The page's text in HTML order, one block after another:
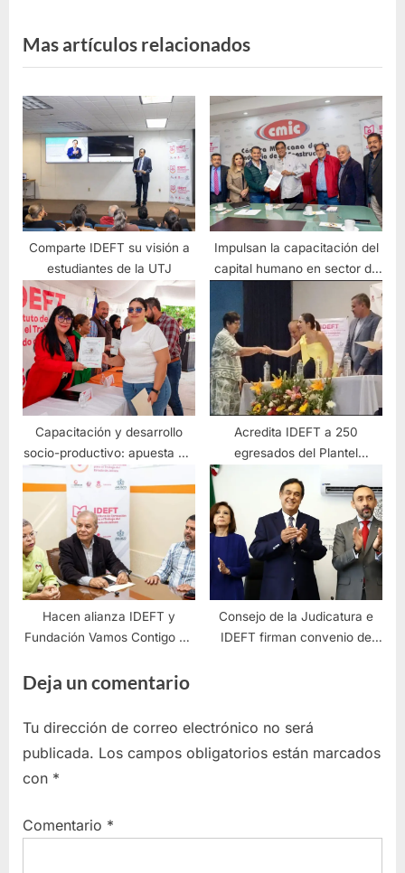
Mas artículos relacionados
Comparte IDEFT su visión a
estudiantes de la UTJ
Impulsan la capacitación del
capital humano en sector de
Capacitación y desarrollo
socio-productivo: apuesta del
IDEFT en Tlaquepaque
Acredita IDEFT a 250
egresados del Plantel
Hacen alianza IDEFT y
Fundación Vamos Contigo de
Consejo de la Judicatura e
IDEFT firman convenio de
Deja un comentario
Tu dirección de correo electrónico no será
publicada. Los campos obligatorios están marcados
con *
Comentario *